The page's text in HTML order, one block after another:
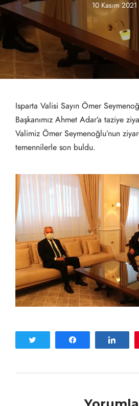
10 Kasım 2021
Isparta Valisi Sayın Ömer
Başkanımız Ahmet Adar’a taziye
Valimiz Ömer Seymenoğlu’nun
temennilerle son buldu.